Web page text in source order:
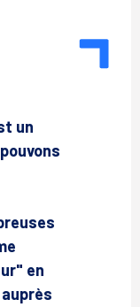
un
en